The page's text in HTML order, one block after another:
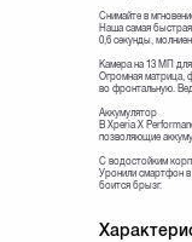
Снимайте в
Наша самая
0,6 секунды,
Камера на 13 МП
Огромная матрица,
во фронтальную.
Аккумулятор
В Xperia X
позволяющие
С водостойким
Уронили смартфон
боится брызг.